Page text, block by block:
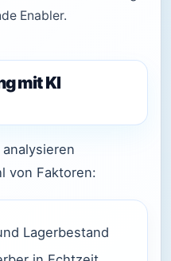
Enabler.
mit KI
von Faktoren:
Lagerbestand